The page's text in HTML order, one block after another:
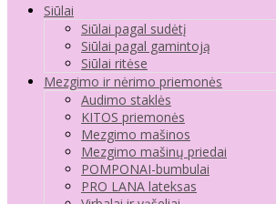
Siūlai
Siūlai pagal sudėtį
Siūlai pagal gamintoją
Siūlai ritėse
Mezgimo ir nėrimo priemonės
Audimo staklės
KITOS priemonės
Mezgimo mašinos
Mezgimo mašinų priedai
POMPONAI-bumbulai
PRO LANA lateksas